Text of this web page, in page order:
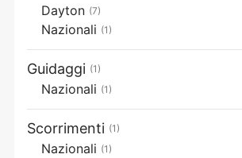
Dayton (7)
Nazionali (1)
Guidaggi (1)
Nazionali (1)
Scorrimenti (1)
Nazionali (1)